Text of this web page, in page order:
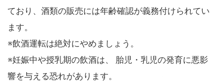
ており、酒類の販売には年齢確認が義務付けられてい
ます。
※飲酒運転は絶対にやめましょう。
※妊娠中や授乳期の飲酒は、 胎児・乳児の発育に悪影
響を与える恐れがあります。